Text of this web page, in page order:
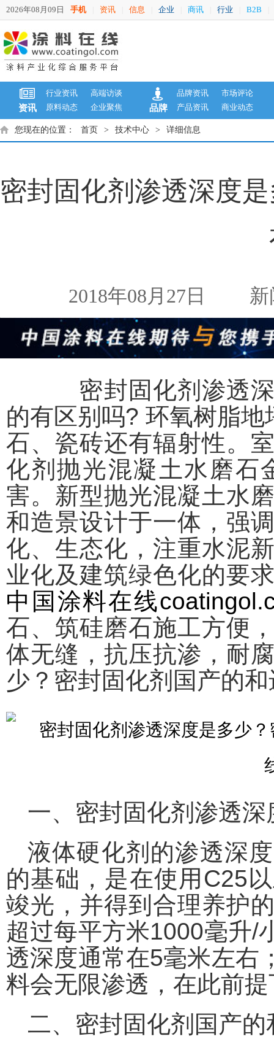
2026年08月09日 手机 资讯 信息 企业 商讯 行业 B2B
资讯
行业资讯
高端访谈
原料动态
企业聚焦 品牌
品牌资讯
市场评论
产品资讯
商业动态
您现在的位置： 首页 > 技术中心 > 详细信息
密封固化剂渗透深度
2018年08月27日 新
密封固化剂渗透深
的有区别吗? 环氧树脂
石、瓷砖还有辐射性。
化剂抛光混凝土水磨石
害。新型抛光混凝土水
和造景设计于一体，强
化、生态化，注重水泥
业化及建筑绿色化的要
中国涂料在线
石、筑硅磨石施工方便
体无缝，抗压抗渗，耐
少？密封固化剂国产的
一、密封固化剂渗透深
液体硬化剂的渗透深
的基础，是在使用C25
竣光，并得到合理养护
超过每平方米1000毫升/
透深度通常在5毫米左右
料会无限渗透，在此前
二、密封固化剂国产